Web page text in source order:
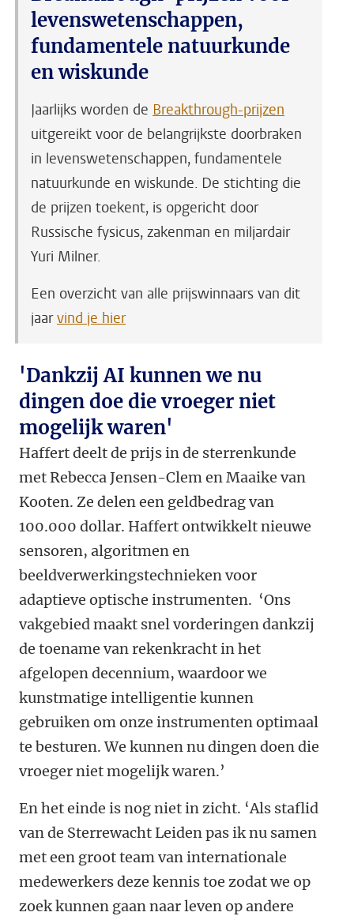
levenswetenschappen,
fundamentele natuurkunde
en wiskunde
Jaarlijks worden de Breakthrough-prijzen
uitgereikt voor de belangrijkste doorbraken
in levenswetenschappen, fundamentele
natuurkunde en wiskunde. De stichting die
de prijzen toekent, is opgericht door
Russische fysicus, zakenman en miljardair
Yuri Milner.
Een overzicht van alle prijswinnaars van dit
jaarvind je hier
'Dankzij AI kunnen we nu
dingen doe die vroeger niet
mogelijk waren'
Haffert deelt de prijs in de sterrenkunde
met Rebecca Jensen-Clem en Maaike van
Kooten. Ze delen een geldbedrag van
100.000 dollar. Haffert ontwikkelt nieuwe
sensoren, algoritmen en
beeldverwerkingstechnieken voor
adaptieve optische instrumenten. ‘Ons
vakgebied maakt snel vorderingen dankzij
de toename van rekenkracht in het
afgelopen decennium, waardoor we
kunstmatige intelligentie kunnen
gebruiken om onze instrumenten optimaal
te besturen. We kunnen nu dingen doen die
vroeger niet mogelijk waren.’
En het einde is nog niet in zicht. ‘Als staflid
van de Sterrewacht Leiden pas ik nu samen
met een groot team van internationale
medewerkers deze kennis toe zodat we op
zoek kunnen gaan naar leven op andere